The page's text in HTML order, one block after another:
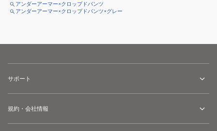
アンダーアーマー×クロップドパンツ
アンダーアーマー×クロップドパンツ×グレー
サポート
規約・会社情報